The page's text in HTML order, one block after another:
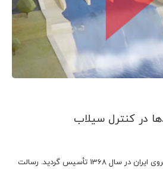
در کنترل سیلاب
شرکت توسعه منابع آب و نیروی ایران در سال 1368 تأسیس گردید. رسالت